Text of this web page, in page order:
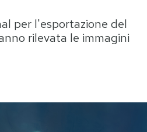
Storie/Idee
Ok Boomer!
Mondiali calcio 2026
per l'esportazione del
rilevata le immagini